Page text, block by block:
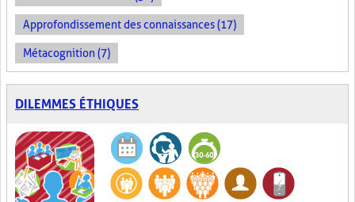
Approfondissement des connaissances (17)
Métacognition (7)
DILEMMES ÉTHIQUES